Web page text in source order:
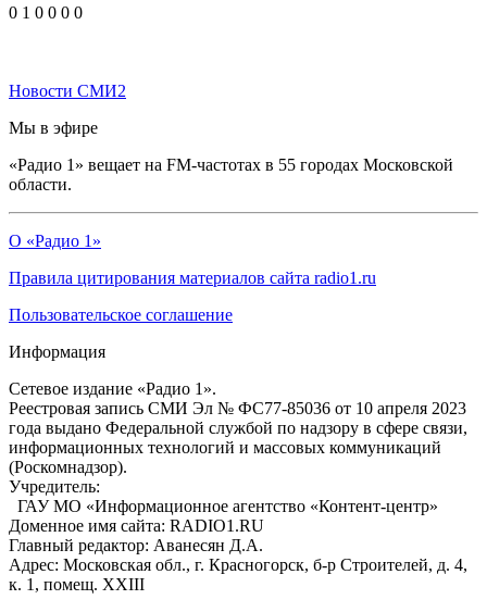
0 1 0 0 0 0
Новости СМИ2
Мы в эфире
«Радио 1» вещает на FM-частотах в 55 городах Московской
области.
О «Радио 1»
Правила цитирования материалов сайта radio1.ru
Пользовательское соглашение
Информация
Сетевое издание «Радио 1».
Реестровая запись СМИ Эл № ФС77-85036 от 10 апреля 2023
года выдано Федеральной службой по надзору в сфере связи,
информационных технологий и массовых коммуникаций
(Роскомнадзор).
Учредитель:
ГАУ МО «Информационное агентство «Контент-центр»
Доменное имя сайта: RADIO1.RU
Главный редактор: Аванесян Д.А.
Адрес: Московская обл., г. Красногорск, б-р Строителей, д. 4,
к. 1, помещ. XXIII